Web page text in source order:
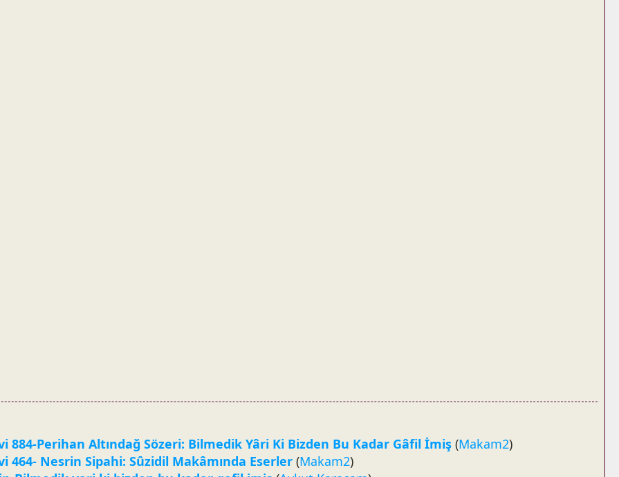
884-Perihan Altındağ Sözeri: Bilmedik Yâri Ki Bizden Bu Kadar Gâfil İmiş (Makam2)
464- Nesrin Sipahi: Sûzidil Makâmında Eserler (Makam2)